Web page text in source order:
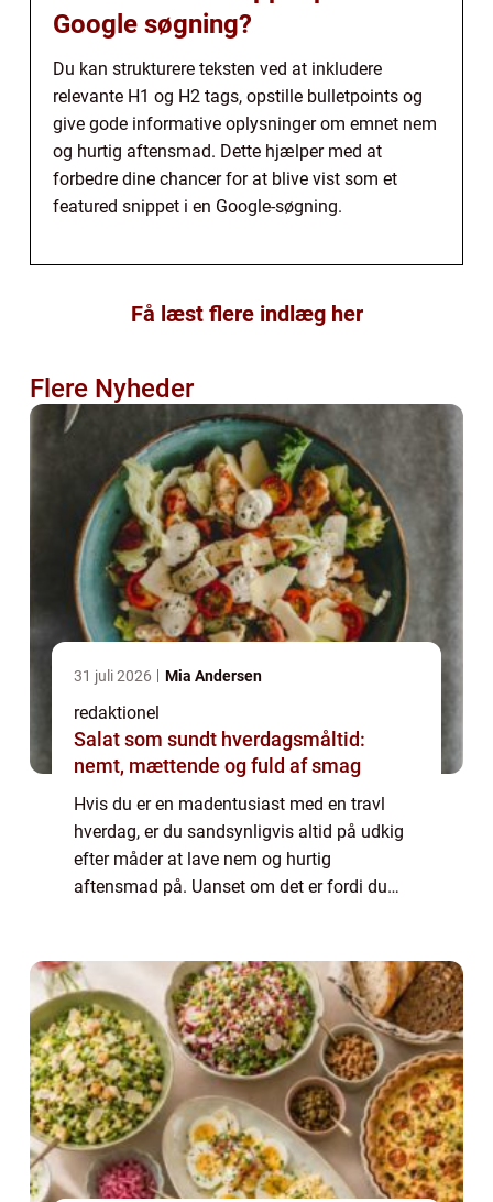
Google søgning?
Du kan strukturere teksten ved at inkludere
relevante H1 og H2 tags, opstille bulletpoints og
give gode informative oplysninger om emnet nem
og hurtig aftensmad. Dette hjælper med at
forbedre dine chancer for at blive vist som et
featured snippet i en Google-søgning.
Få læst flere indlæg her
Flere Nyheder
31 juli 2026 Mia Andersen
redaktionel
Salat som sundt hverdagsmåltid:
nemt, mættende og fuld af smag
Hvis du er en madentusiast med en travl
hverdag, er du sandsynligvis altid på udkig
efter måder at lave nem og hurtig
aftensmad på. Uanset om det er fordi du
brug...